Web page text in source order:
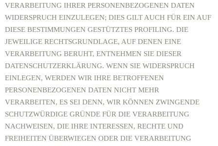
VERARBEITUNG IHRER PERSONENBEZOGENEN DATEN
WIDERSPRUCH EINZULEGEN; DIES GILT AUCH FÜR EIN AUF
DIESE BESTIMMUNGEN GESTÜTZTES PROFILING. DIE
JEWEILIGE RECHTSGRUNDLAGE, AUF DENEN EINE
VERARBEITUNG BERUHT, ENTNEHMEN SIE DIESER
DATENSCHUTZERKLÄRUNG. WENN SIE WIDERSPRUCH
EINLEGEN, WERDEN WIR IHRE BETROFFENEN
PERSONENBEZOGENEN DATEN NICHT MEHR
VERARBEITEN, ES SEI DENN, WIR KÖNNEN ZWINGENDE
SCHUTZWÜRDIGE GRÜNDE FÜR DIE VERARBEITUNG
NACHWEISEN, DIE IHRE INTERESSEN, RECHTE UND
FREIHEITEN ÜBERWIEGEN ODER DIE VERARBEITUNG